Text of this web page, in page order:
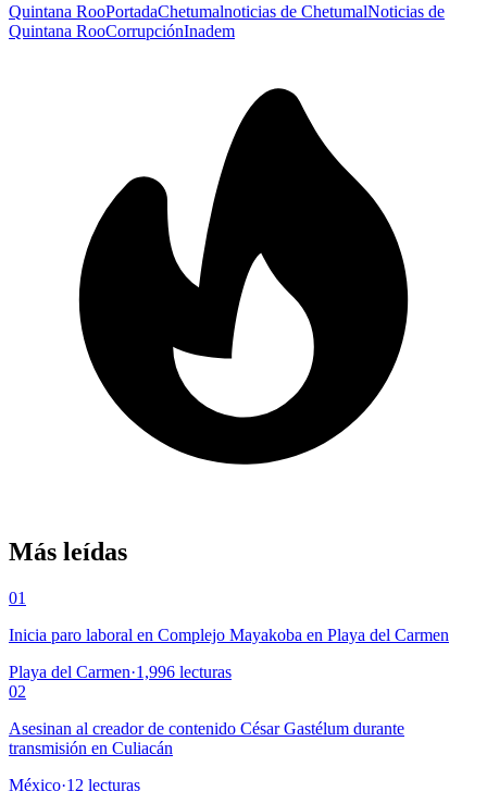
Quintana RooPortadaChetumalnoticias de ChetumalNoticias de
Quintana RooCorrupciónInadem
Más leídas
01
Inicia paro laboral en Complejo Mayakoba en Playa del Carmen
Playa del Carmen·1,996 lecturas
02
Asesinan al creador de contenido César Gastélum durante
transmisión en Culiacán
México·12 lecturas